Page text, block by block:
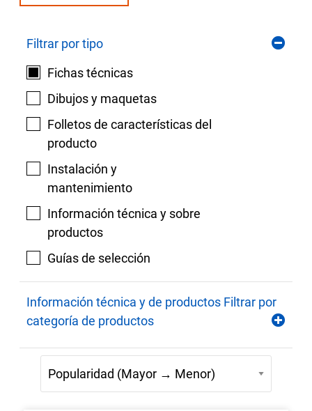
Filtrar por tipo
Fichas técnicas
Dibujos y maquetas
Folletos de características del
producto
Instalación y
mantenimiento
Información técnica y sobre
productos
Guías de selección
Información técnica y de productos Filtrar por
categoría de productos